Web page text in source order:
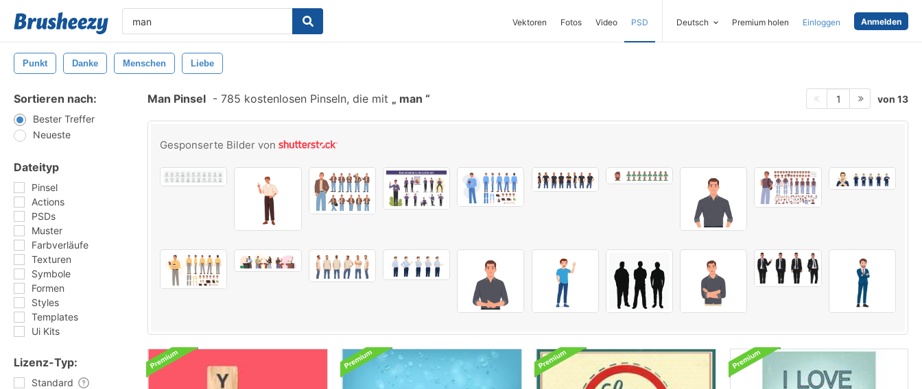
Vektoren Fotos Video PSD Deutsch Premium holen Einloggen Anmelden
Punkt Danke Menschen Liebe
Sortieren nach:
Bester Treffer
Neueste
Dateityp
Pinsel
Actions
PSDs
Muster
Farbverläufe
Texturen
Symbole
Formen
Styles
Templates
Ui Kits
Lizenz-Typ:
Standard
Man Pinsel - 785 kostenlosen Pinseln, die mit man 1 von 13
Gesponserte Bilder von